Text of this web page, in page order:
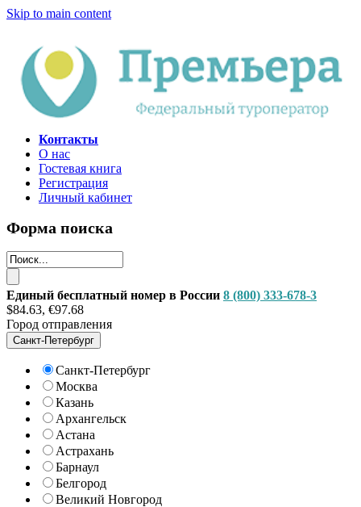
Skip to main content
Контакты
О нас
Гостевая книга
Регистрация
Личный кабинет
Форма поиска
Единый бесплатный номер в России 8 (800) 333-678-3
$84.63, €97.68
Город отправления
Санкт-Петербург
Санкт-Петербург
Москва
Казань
Архангельск
Астана
Астрахань
Барнаул
Белгород
Великий Новгород